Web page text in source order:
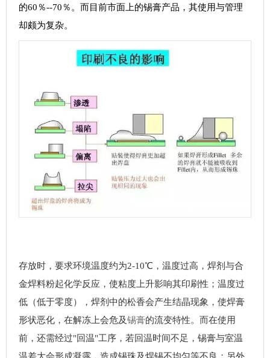
的60％--70％。而目前市面上的锡膏产品，其使用与管理
却颇为复杂。
存放时，要求环境温度约为2-10℃，温度过高，焊剂与合
金焊料粉起化学反应，使粘度上升影响其印刷性；温度过
低（低于零度），焊剂中的松香会产生结晶现象，使焊膏
形状恶化，在解冻上会危及锡膏的流变特性。而在使用
前，还需经过"回温"工序，若回温时间不足，锡膏与室温